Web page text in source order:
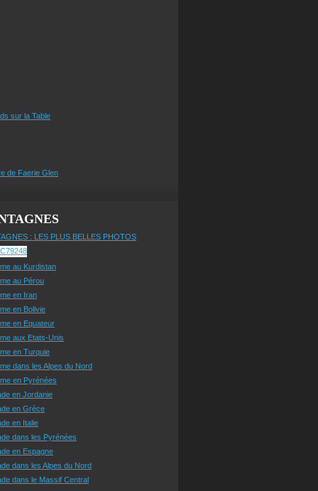
sur la Table
de Faerie Glen
: LES PLUS BELLES PHOTOS
au Kurdistan
au Pérou
en Iran
en Bolivie
en Equateur
aux Etats-Unis
en Turquie
dans les Alpes du Nord
en Pyrénées
en Jordanie
en Grèce
en Italie
dans les Pyrénées
en Espagne
dans les Alpes du Nord
dans le Massif Central